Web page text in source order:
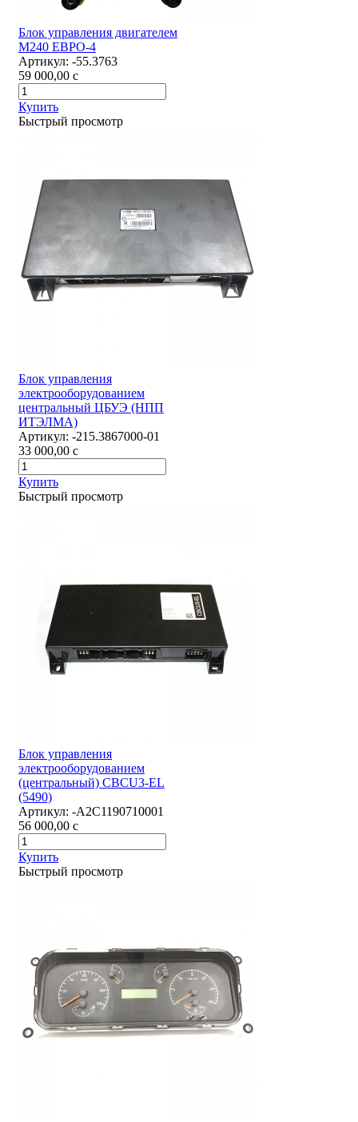
Блок управления двигателем
М240 ЕВРО-4
Артикул: -55.3763
59 000,00 c
Купить
Быстрый просмотр
Блок управления
электрооборудованием
центральный ЦБУЭ (НПП
ИТЭЛМА)
Артикул: -215.3867000-01
33 000,00 c
Купить
Быстрый просмотр
Блок управления
электрооборудованием
(центральный) CBCU3-EL
(5490)
Артикул: -А2С1190710001
56 000,00 c
Купить
Быстрый просмотр